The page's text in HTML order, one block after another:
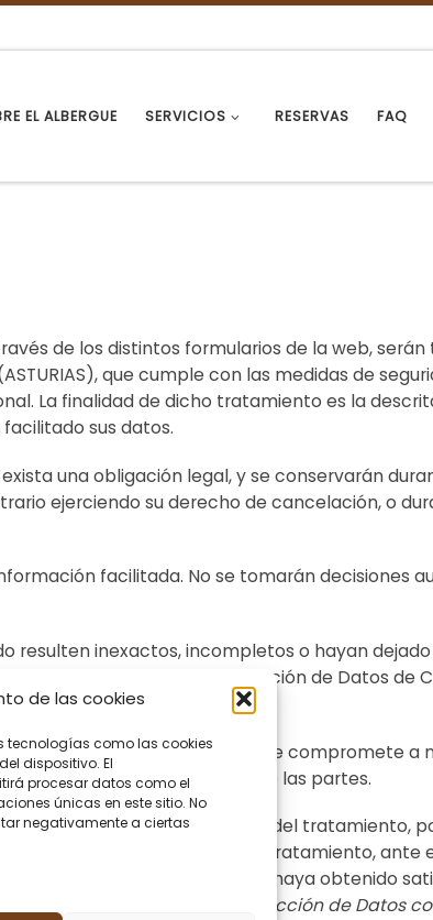
de las cookies
tecnologías como las cookies
dispositivo. El
procesar datos como el
únicas en este sitio. No
negativamente a ciertas
EL ALBERGUE SERVICIOS RESERVAS FAQ
de los distintos formularios de la web,
(ASTURIAS), que cumple con las medidas de
La finalidad de dicho tratamiento es la
sus datos.
una obligación legal, y se conservarán
ejerciendo su derecho de cancelación, o
facilitada. No se tomarán decisiones
resulten inexactos, incompletos o hayan
vigente en materia de Protección de Datos de
sido modificados, que usted se compromete a
fidelizar la relación entre las partes.
oposición, limitación del tratamiento,
con los datos objeto del tratamiento, ante
a . En caso de que no haya obtenido
de Control en materia Protección de Datos